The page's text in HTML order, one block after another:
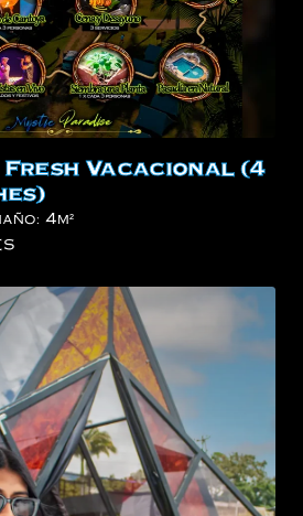
Vacacional (4
4m²